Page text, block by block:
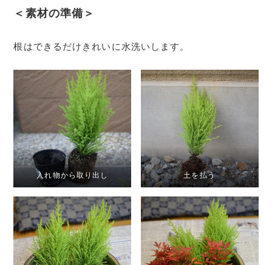
＜素材の準備＞
根はできるだけきれいに水洗いします。
入れ物から取り出し 土を払う